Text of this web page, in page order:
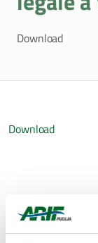
Download
Download